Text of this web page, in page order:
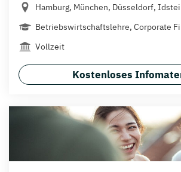
Hamburg, München, Düsseldorf,
Betriebswirtschaftslehre, Corporate
Vollzeit
Kostenloses